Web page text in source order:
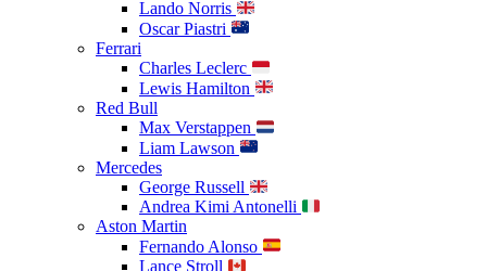
Lando Norris
Oscar Piastri
Ferrari
Charles Leclerc
Lewis Hamilton
Red Bull
Max Verstappen
Liam Lawson
Mercedes
George Russell
Andrea Kimi Antonelli
Aston Martin
Fernando Alonso
Lance Stroll